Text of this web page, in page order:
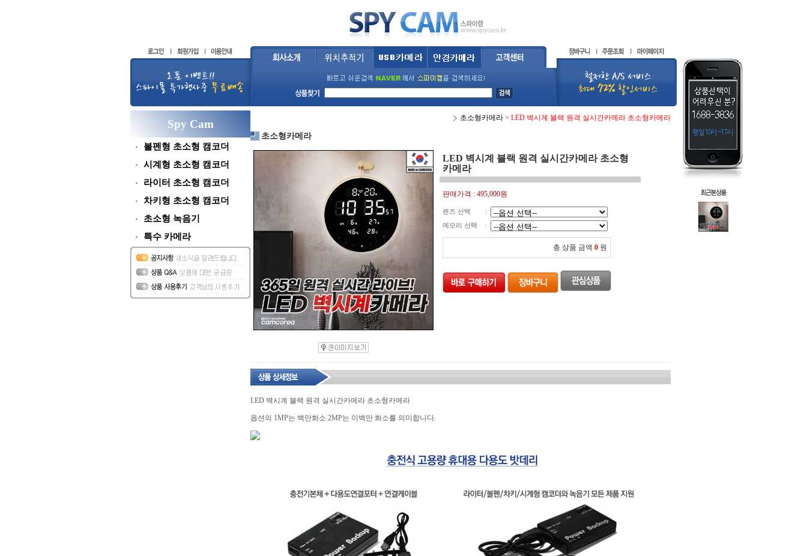
Spy Cam
볼펜형 초소형 캠코더
시계형 초소형 캠코더
라이터 초소형 캠코더
차키형 초소형 캠코더
초소형 녹음기
특수 카메라
초소형카메라 > LED 벽시계 블랙 원격 실시간카메라 초소형카메라
초소형카메라
LED 벽시계 블랙 원격 실시간카메라 초소형
카메라
판매가격 : 495,000원
렌즈 선택
:
메모리 선택
:
총 상품 금액 0 원
LED 벽시계 블랙 원격 실시간카메라 초소형카메라
옵션의 1MP는 백만화소 2MP는 이백만 화소를 의미합니다.